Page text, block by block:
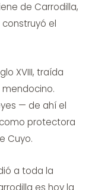
de Carrodilla,
el
XVIII, traída
— de ahí el
protectora
Cuyo.
a toda la
es hoy la